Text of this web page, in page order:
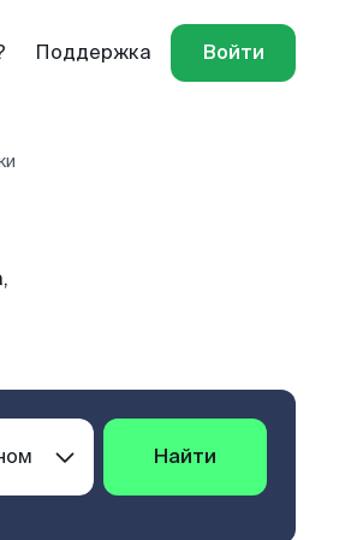
Поддержка Войти
Найти